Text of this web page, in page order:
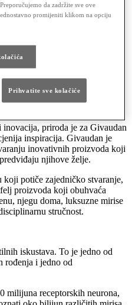
mirisa, ljepote, okusa i
Lexusu u istraživanju
stvarajući za sretniji i
prema prirodi. Njegov odjel
mirise koji oplemenjuju živote i
iz područja ljepote i
pomažu da izgledaju i
priroda je za Givaudan
inspiracija. Givaudan je
inovativnih proizvoda koji
njihove želje.
potiče zajedničko stvaranje,
proizvoda koji obuhvaća
njegu doma, luksuzne mirise
stručnost.
iskustava. To je jedno od
rođenja i jedno od
milijuna receptorskih neurona,
da zadržite sve ove
promijeniti klikom na opciju
Prihvatite sve kolačiće